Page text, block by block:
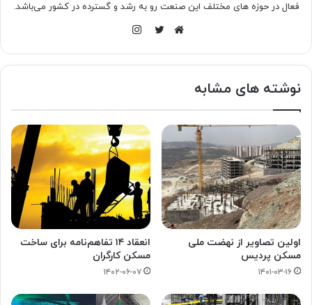
فعال در حوزه های مختلف این صنعت رو به رشد و گسترده در کشور می‌باشد.
نوشته های مشابه
اولین تصاویر از نهضت ملی
مسکن پردیس
۱۴۰۱-۰۳-۱۶
انعقاد ۱۴ تفاهم‌نامه برای ساخت
مسکن کارگران
۱۴۰۲-۰۶-۰۷